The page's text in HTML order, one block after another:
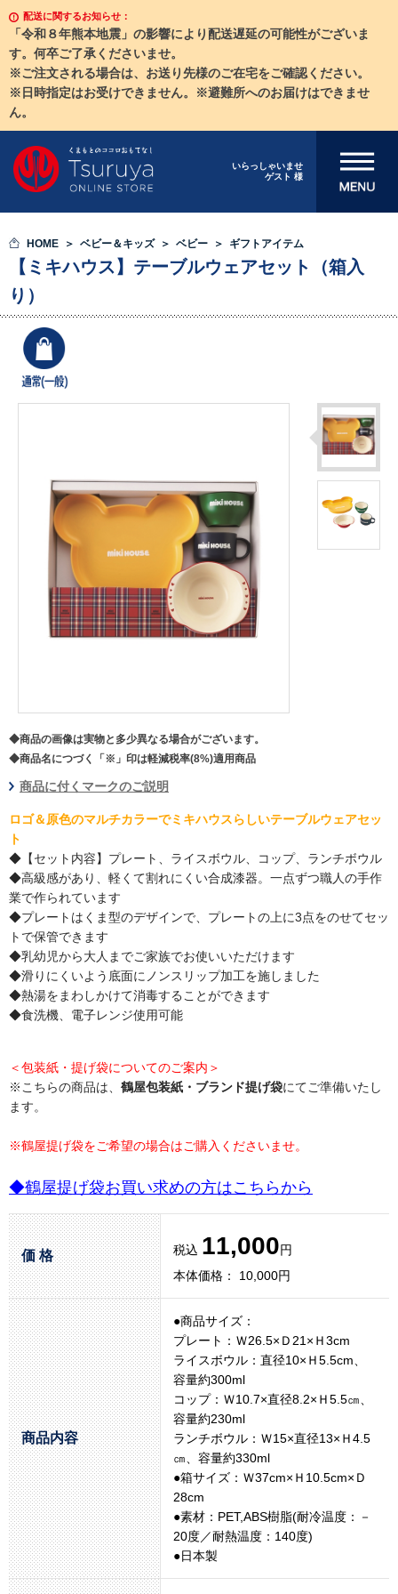
配送に関するお知らせ：
「令和８年熊本地震」の影響により配送遅延の可能性がございま
す。何卒ご了承くださいませ。
※ご注文される場合は、お送り先様のご在宅をご確認ください。
※日時指定はお受けできません。※避難所へのお届けはできませ
ん。
いらっしゃいませ
ゲスト 様
メニューを開
HOME ベビー＆キッズ ベビー ギフトアイテム
【ミキハウス】テーブルウェアセット（箱入
り）
◆商品の画像は実物と多少異なる場合がございます。
◆商品名につづく「※」印は軽減税率(8%)適用商品
商品に付くマークのご説明
ロゴ＆原色のマルチカラーでミキハウスらしいテーブルウェアセッ
ト
◆【セット内容】プレート、ライスボウル、コップ、ランチボウル
◆高級感があり、軽くて割れにくい合成漆器。一点ずつ職人の手作
業で作られています
◆プレートはくま型のデザインで、プレートの上に3点をのせてセッ
トで保管できます
◆乳幼児から大人までご家族でお使いいただけます
◆滑りにくいよう底面にノンスリップ加工を施しました
◆熱湯をまわしかけて消毒することができます
◆食洗機、電子レンジ使用可能
＜包装紙・提げ袋についてのご案内＞
※こちらの商品は、 鶴屋包装紙・ブランド提げ袋にてご準備いたし
ます。
※鶴屋提げ袋をご希望の場合はご購入くださいませ。
◆鶴屋提げ袋お買い求めの方はこちらから
価 格 税込 11,000円
本体価格： 10,000円
商品内容
●商品サイズ：
プレート：Ｗ26.5×Ｄ21×Ｈ3cm
ライスボウル：直径10×Ｈ5.5cm、
容量約300ml
コップ：Ｗ10.7×直径8.2×Ｈ5.5㎝、
容量約230ml
ランチボウル：Ｗ15×直径13×Ｈ4.5
㎝、容量約330ml
●箱サイズ：Ｗ37cm×Ｈ10.5cm×Ｄ
28cm
●素材：PET,ABS樹脂(耐冷温度：－
20度／耐熱温度：140度)
●日本製